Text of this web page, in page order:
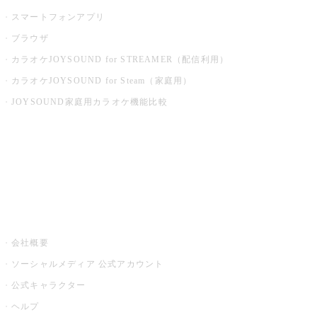
スマートフォンアプリ
ブラウザ
カラオケJOYSOUND for STREAMER（配信利用）
カラオケJOYSOUND for Steam（家庭用）
JOYSOUND家庭用カラオケ機能比較
会社概要
ソーシャルメディア 公式アカウント
公式キャラクター
ヘルプ